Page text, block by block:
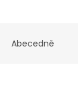
Abecedně